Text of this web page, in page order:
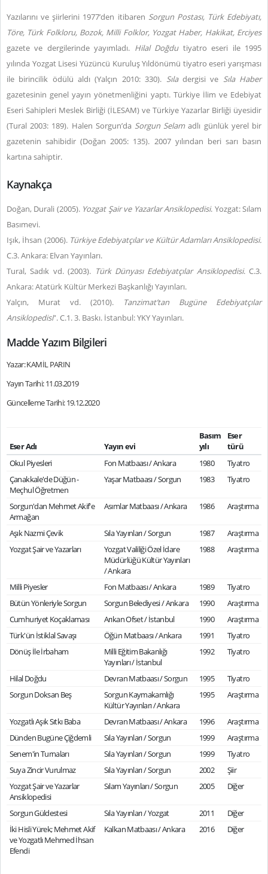
Yazılarını ve şiirlerini 1977’den itibaren Sorgun Postası, Türk Edebiyatı,
Töre, Türk Folkloru, Bozok, Milli Folklor, Yozgat Haber, Hakikat, Erciyes
gazete ve dergilerinde yayımladı. Hilal Doğdutiyatro eseri ile 1995
yılında Yozgat Lisesi Yüzüncü Kuruluş Yıldönümü tiyatro eseri yarışması
ile birincilik ödülü aldı (Yalçın 2010: 330). Sıla dergisi ve Sıla Haber
gazetesinin genel yayın yönetmenliğini yaptı. Türkiye İlim ve Edebiyat
Eseri Sahipleri Meslek Birliği (İLESAM) ve Türkiye Yazarlar Birliği üyesidir
(Tural 2003: 189). Halen Sorgun’da Sorgun Selamadlı günlük yerel bir
gazetenin sahibidir (Doğan 2005: 135). 2007 yılından beri sarı basın
kartına sahiptir.
Kaynakça
Doğan, Durali (2005). Yozgat Şair ve Yazarlar Ansiklopedisi. Yozgat: Sılam
Basımevi.
Işık, İhsan (2006). Türkiye Edebiyatçılar ve Kültür Adamları Ansiklopedisi.
C.3. Ankara: Elvan Yayınları.
Tural, Sadık vd. (2003). Türk Dünyası Edebiyatçılar Ansiklopedisi. C.3.
Ankara: Atatürk Kültür Merkezi Başkanlığı Yayınları.
Yalçın, Murat vd. (2010).
Tanzimat’tan Bugüne Edebiyatçılar
Ansiklopedisi”. C.1. 3. Baskı. İstanbul: YKY Yayınları.
Madde Yazım Bilgileri
Yazar: KAMİL PARIN
Yayın Tarihi: 11.03.2019
Güncelleme Tarihi: 19.12.2020
Eser Adı Yayın evi
Basım
yılı
Eser
türü
Okul Piyesleri
Fon Matbaası / Ankara 1980
Tiyatro
Çanakkale'de Düğün -
Meçhul Öğretmen
Yaşar Matbaası / Sorgun 1983 Tiyatro
Sorgun'dan Mehmet Akif'e
Armağan
Asımlar Matbaası / Ankara 1986 Araştırma
Aşık Nazmi Çevik Sıla Yayınları / Sorgun 1987
Araştırma
Yozgat Şair ve Yazarları
Yozgat Valiliği Özel İdare
Müdürlüğü Kültür Yayınları
/ Ankara
1988 Araştırma
Milli Piyesler Fon Matbaası / Ankara 1989
Tiyatro
Bütün Yönleriyle Sorgun
Sorgun Belediyesi / Ankara 1990
Araştırma
Cumhuriyet Koçaklaması
Arıkan Ofset / İstanbul 1990
Araştırma
Türk'ün İstiklal Savaşı
Öğün Matbaası / Ankara 1991
Tiyatro
Dönüş İle İrbaham
Milli Eğitim Bakanlığı
Yayınları / İstanbul
1992 Tiyatro
Hilal Doğdu Devran Matbaası / Sorgun 1995
Tiyatro
Sorgun Doksan Beş
Sorgun Kaymakamlığı
Kültür Yayınları / Ankara
1995 Araştırma
Yozgatlı Aşık Sıtkı Baba Devran Matbaası / Ankara 1996
Araştırma
Dünden Bugüne Çiğdemli
Sıla Yayınları / Sorgun 1999
Araştırma
Senem'in Turnaları
Sıla Yayınları / Sorgun 1999
Tiyatro
Suya Zincir Vurulmaz
Sıla Yayınları / Sorgun 2002
Şiir
Yozgat Şair ve Yazarlar
Ansiklopedisi
Sılam Yayınları / Sorgun 2005 Diğer
Sorgun Güldestesi Sıla Yayınları / Yozgat 2011
Diğer
İki Hisli Yürek; Mehmet Akif
ve Yozgatlı Mehmed İhsan
Efendi
Kalkan Matbaası / Ankara 2016 Diğer